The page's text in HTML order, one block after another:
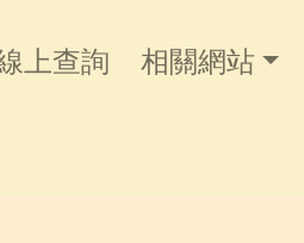
上查詢 相關網站